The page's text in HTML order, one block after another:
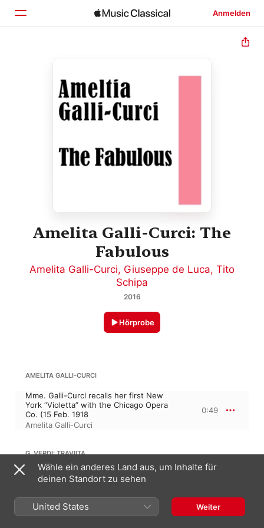
Anmelden
Entdecken
Suchen
Amelita Galli-Curci: The
Fabulous
Amelita Galli-Curci, Giuseppe de Luca, Tito
Schipa
2016
Hörprobe
AMELITA GALLI-CURCI
Mme. Galli-Curcl recalls her first New
York “Violetta” with the Chicago Opera
Co. (15 Feb. 1918
Amelita Galli-Curci
0:49
G. VERDI: TRAVIITA
Un ai felice - 17 September 1924
Wähle ein anderes Land aus, um Inhalte für
deinen Standort zu sehen
United States Weiter